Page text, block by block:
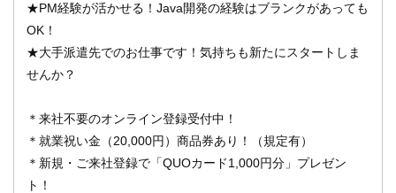
★PM経験が活かせる！Java開発の経験はブランクがあっても
OK！
★大手派遣先でのお仕事です！気持ちも新たにスタートしま
せんか？
＊来社不要のオンライン登録受付中！
＊就業祝い金（20,000円）商品券あり！（規定有）
＊新規・ご来社登録で「QUOカード1,000円分」プレゼン
ト！